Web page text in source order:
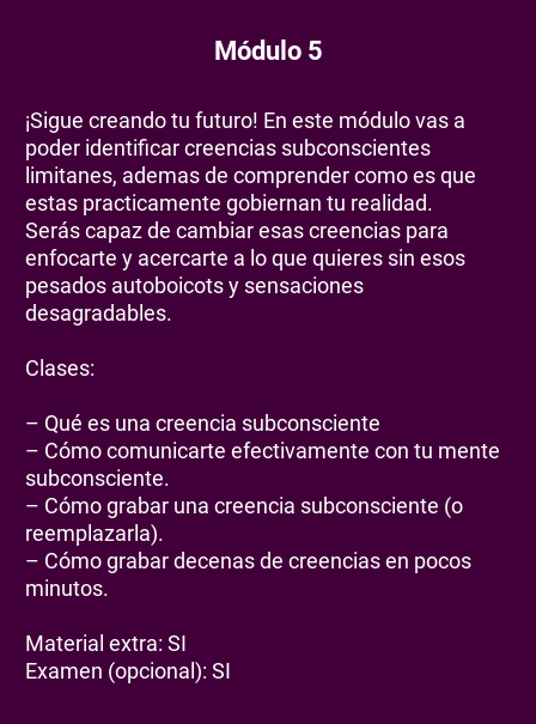
Módulo 5
¡Sigue creando tu futuro! En este módulo vas a
poder identificar creencias subconscientes
limitanes, ademas de comprender como es que
estas practicamente gobiernan tu realidad.
Serás capaz de cambiar esas creencias para
enfocarte y acercarte a lo que quieres sin esos
pesados autoboicots y sensaciones
desagradables.
Clases:
– Qué es una creencia subconsciente
– Cómo comunicarte efectivamente con tu mente
subconsciente.
– Cómo grabar una creencia subconsciente (o
reemplazarla).
– Cómo grabar decenas de creencias en pocos
minutos.
Material extra: SI
Examen (opcional): SI